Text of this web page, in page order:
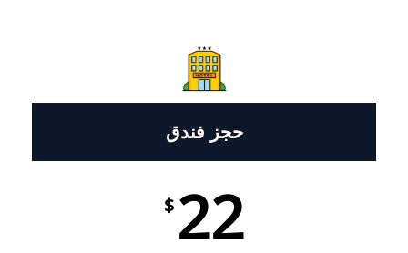
حجز فندق
22
$